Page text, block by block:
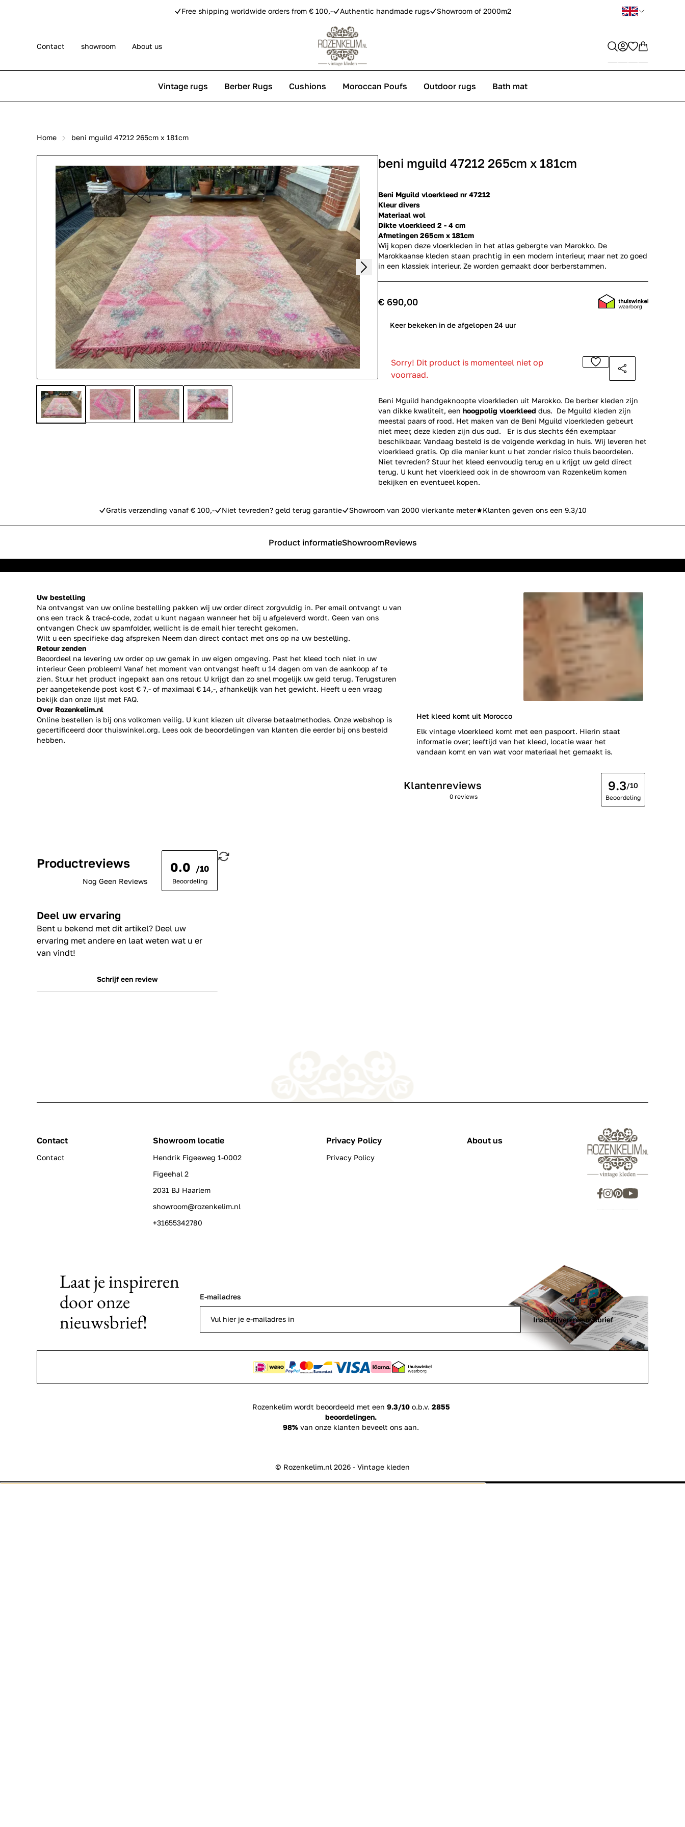
Free shipping worldwide orders from € 100,- Authentic handmade rugs Showroom of 2000m2
Contact showroom About us
Vintage rugs
Persian rugs
Rose kilim rugs Pip Studio carpets
Berber Rugs Cushions Moroccan Poufs Outdoor rugs Bath mat
Home beni mguild 47212 265cm x 181cm
beni mguild 47212 265cm x 181cm
Beni Mguild vloerkleed nr 47212
Kleur divers
Materiaal wol
Dikte vloerkleed 2 - 4 cm
Afmetingen 265cm x 181cm
Wij kopen deze vloerkleden in het atlas gebergte van Marokko. De
Marokkaanse kleden staan prachtig in een modern interieur, maar net zo goed
in een klassiek interieur. Ze worden gemaakt door berberstammen.
€ 690,00
Keer bekeken in de afgelopen 24 uur
Sorry! Dit product is momenteel niet op
voorraad.
Beni Mguild handgeknoopte vloerkleden uit Marokko. De berber kleden zijn
van dikke kwaliteit, een hoogpolig vloerkleed dus. De Mguild kleden zijn
meestal paars of rood. Het maken van de Beni Mguild vloerkleden gebeurt
niet meer, deze kleden zijn dus oud. Er is dus slechts één exemplaar
beschikbaar. Vandaag besteld is de volgende werkdag in huis. Wij leveren het
vloerkleed gratis. Op die manier kunt u het zonder risico thuis beoordelen.
Niet tevreden? Stuur het kleed eenvoudig terug en u krijgt uw geld direct
terug. U kunt het vloerkleed ook in de showroom van Rozenkelim komen
bekijken en eventueel kopen.
Gratis verzending vanaf € 100,- Niet tevreden? geld terug garantie Showroom van 2000 vierkante meter Klanten geven ons een 9.3/10
Product informatieShowroomReviews
Uw bestelling
Na ontvangst van uw online bestelling pakken wij uw order direct zorgvuldig in. Per email ontvangt u van
ons een track & tracé-code, zodat u kunt nagaan wanneer het bij u afgeleverd wordt. Geen van ons
ontvangen Check uw spamfolder, wellicht is de email hier terecht gekomen.
Wilt u een specifieke dag afspreken Neem dan direct contact met ons op na uw bestelling.
Retour zenden
Beoordeel na levering uw order op uw gemak in uw eigen omgeving. Past het kleed toch niet in uw
interieur Geen probleem! Vanaf het moment van ontvangst heeft u 14 dagen om van de aankoop af te
zien. Stuur het product ingepakt aan ons retour. U krijgt dan zo snel mogelijk uw geld terug. Terugsturen
per aangetekende post kost € 7,- of maximaal € 14,-, afhankelijk van het gewicht. Heeft u een vraag
bekijk dan onze lijst met FAQ.
Over Rozenkelim.nl
Online bestellen is bij ons volkomen veilig. U kunt kiezen uit diverse betaalmethodes. Onze webshop is
gecertificeerd door thuiswinkel.org. Lees ook de beoordelingen van klanten die eerder bij ons besteld
hebben.
Het kleed komt uit Morocco
Elk vintage vloerkleed komt met een paspoort. Hierin staat
informatie over; leeftijd van het kleed, locatie waar het
vandaan komt en van wat voor materiaal het gemaakt is.
Klantenreviews
0 reviews
9.3/10
Beoordeling
Productreviews
Nog Geen Reviews
0.0 /10
Beoordeling
Deel uw ervaring
Bent u bekend met dit artikel? Deel uw
ervaring met andere en laat weten wat u er
van vindt!
Schrijf een review
Contact
Contact
Showroom locatie
Hendrik Figeeweg 1-0002
Figeehal 2
2031 BJ Haarlem
showroom@rozenkelim.nl
+31655342780
Privacy Policy
Privacy Policy
About us
Laat je inspireren
door onze
nieuwsbrief!
E-mailadres
Inschrijven nieuwsbrief
Rozenkelim wordt beoordeeld met een 9.3/10o.b.v. 2855
beoordelingen.
98% van onze klanten beveelt ons aan.
© Rozenkelim.nl 2026 - Vintage kleden